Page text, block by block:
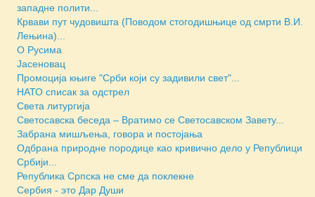
западне полити...
Крвави пут чудовишта (Поводом стогодишњице од смрти В.И.
Лењина)...
О Русима
Јасеновац
Промоција књиге "Срби који су задивили свет"...
НАТО списак за одстрел
Света литургија
Светосавска беседа – Вратимо се Светосавском Завету...
Забрана мишљења, говора и постојања
Одбрана природне породице као кривично дело у Републици
Србији...
Република Српска не сме да поклекне
Сербия - это Дар Души